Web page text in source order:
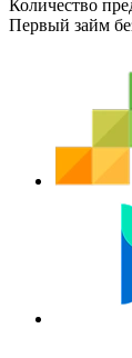
Количество
Первый займ